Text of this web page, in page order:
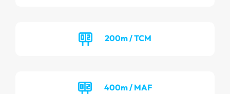
200m / TCM
400m / MAF